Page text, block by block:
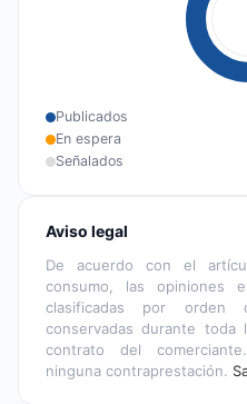
Publicados
En espera
Señalados
Aviso legal
De acuerdo con el
consumo, las opiniones
clasificadas por orden
conservadas durante toda
contrato del
ninguna contraprestación.